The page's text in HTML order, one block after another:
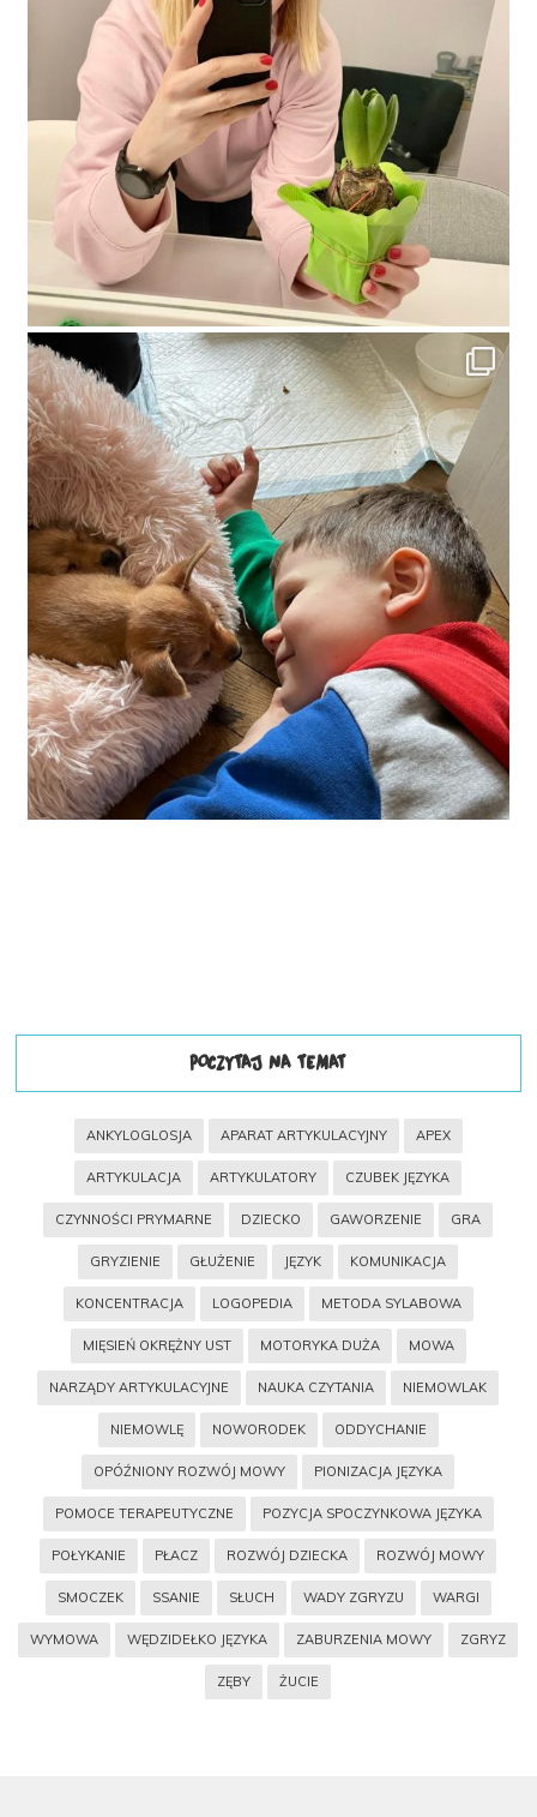
POCZYTAJ NA TEMAT
ANKYLOGLOSJA APARAT ARTYKULACYJNY APEX
ARTYKULACJA ARTYKULATORY CZUBEK JĘZYKA
CZYNNOŚCI PRYMARNE DZIECKO GAWORZENIE GRA
GRYZIENIE GŁUŻENIE JĘZYK KOMUNIKACJA
KONCENTRACJA LOGOPEDIA METODA SYLABOWA
MIĘSIEŃ OKRĘŻNY UST MOTORYKA DUŻA MOWA
NARZĄDY ARTYKULACYJNE NAUKA CZYTANIA NIEMOWLAK
NIEMOWLĘ NOWORODEK ODDYCHANIE
OPÓŹNIONY ROZWÓJ MOWY PIONIZACJA JĘZYKA
POMOCE TERAPEUTYCZNE POZYCJA SPOCZYNKOWA JĘZYKA
POŁYKANIE PŁACZ ROZWÓJ DZIECKA ROZWÓJ MOWY
SMOCZEK SSANIE SŁUCH WADY ZGRYZU WARGI
WYMOWA WĘDZIDEŁKO JĘZYKA ZABURZENIA MOWY ZGRYZ
ZĘBY ŻUCIE